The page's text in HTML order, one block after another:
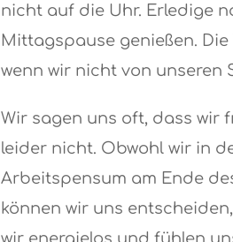
nicht auf die Uhr. Erledige
Mittagspause genießen.
wenn wir nicht von unseren
Wir sagen uns oft, dass wir
leider nicht. Obwohl wir in
Arbeitspensum am Ende
können wir uns
wir energielos und fühlen